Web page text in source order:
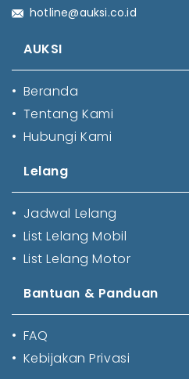
hotline@auksi.co.id
AUKSI
• Beranda
• Tentang Kami
• Hubungi Kami
Lelang
• Jadwal Lelang
• List Lelang Mobil
• List Lelang Motor
Bantuan & Panduan
• FAQ
• Kebijakan Privasi